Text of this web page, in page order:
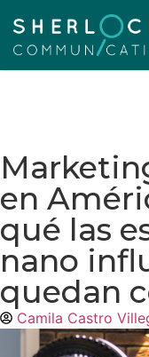
en
qué las
nano
quedan
Camila Castro